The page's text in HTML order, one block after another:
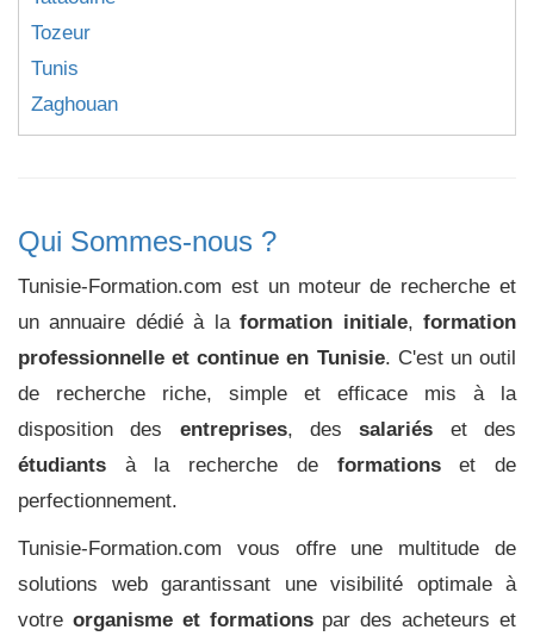
Tozeur
Tunis
Zaghouan
Qui Sommes-nous ?
Tunisie-Formation.com est un moteur de recherche et
un annuaire dédié à laformation initiale,formation
professionnelle et continue en Tunisie. C'est un outil
de recherche riche, simple et efficace mis à la
disposition des entreprises, dessalariés et des
étudiants à la recherche de formationset de
perfectionnement.
Tunisie-Formation.com vous offre une multitude de
solutions web garantissant une visibilité optimale à
votre organisme et formationspar des acheteurs et